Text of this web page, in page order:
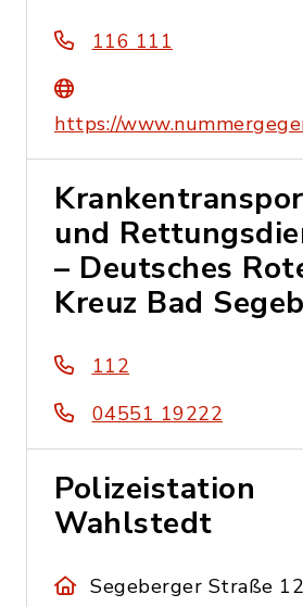
116 111
https://
und
– Deutsches
Kreuz Bad
112
04551 19222
Polizeistation
Wahlstedt
Segeberger Straße